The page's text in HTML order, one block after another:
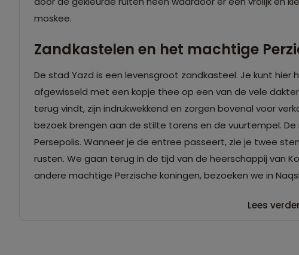
moskee.
Zandkastelen en het machtige
De stad Yazd is een levensgroot zandkasteel. Je kunt hier
afgewisseld met een kopje thee op een van de vele
terug vindt, zijn indrukwekkend en zorgen bovenal voor
bezoek brengen aan de stilte torens en de vuurtempel.
Persepolis. Wanneer je de entree passeert, zie je twee
rusten. We gaan terug in de tijd van de heerschappij van
andere machtige Perzische koningen, bezoeken we in
Lees verder